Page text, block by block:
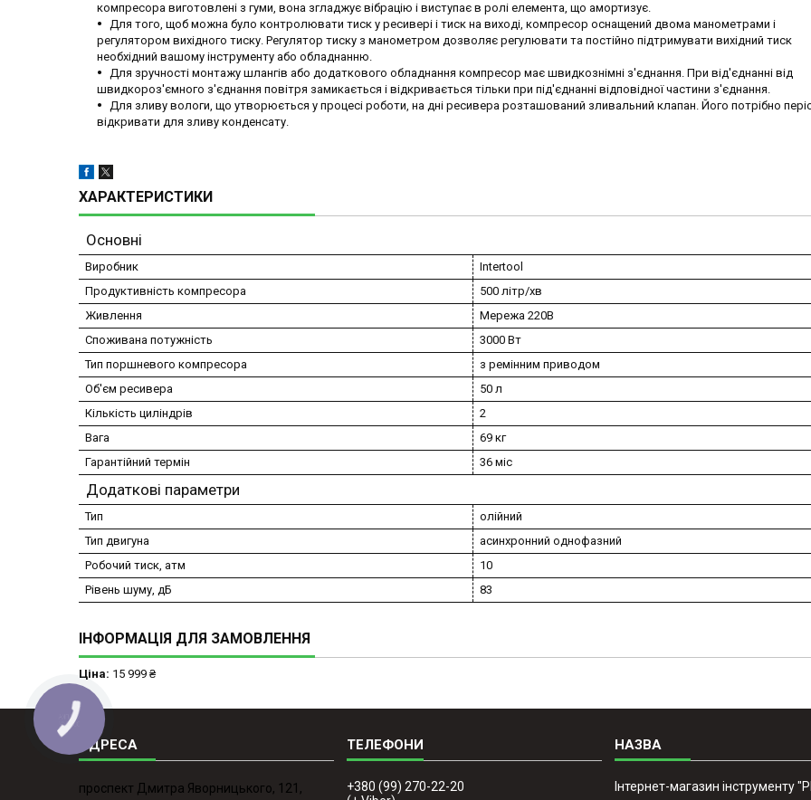
компресора виготовлені з гуми, вона згладжує вібрацію і виступає в ролі елемента, що амортизує.
Для того, щоб можна було контролювати тиск у ресивері і тиск на виході, компресор оснащений двома манометрами і
регулятором вихідного тиску. Регулятор тиску з манометром дозволяє регулювати та постійно підтримувати вихідний тиск
необхідний вашому інструменту або обладнанню.
Для зручності монтажу шлангів або додаткового обладнання компресор має швидкознімні з'єднання. При від'єднанні від
швидкороз'ємного з'єднання повітря замикається і відкривається тільки при під'єднанні відповідної частини з'єднання.
Для зливу вологи, що утворюється у процесі роботи, на дні ресивера розташований зливальний клапан. Його потрібно
відкривати для зливу конденсату.
ХАРАКТЕРИСТИКИ
Основні
Виробник
Intertool
Продуктивність компресора
500 літр/хв
Живлення
Мережа 220В
Споживана потужність
3000 Вт
Тип поршневого компресора
з ремінним приводом
Об'єм ресивера
50 л
Кількість циліндрів
2
Вага
69 кг
Гарантійний термін
36 міс
Додаткові параметри
Тип
олійний
Тип двигуна
асинхронний однофазний
Робочий тиск, атм
10
Рівень шуму, дБ
83
ІНФОРМАЦІЯ ДЛЯ ЗАМОВЛЕННЯ
Ціна: 15 999 ₴
проспект Дмитра Яворницького, 121,
+380 (99) 270-22-20
Інтернет-магазин інструменту
КНОПКА
ЗВ'ЯЗКУ